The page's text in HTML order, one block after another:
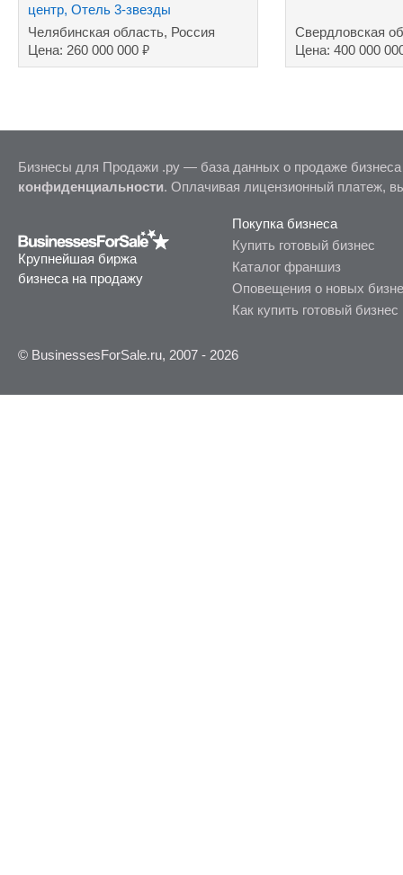
центр, Отель 3-звезды
Челябинская область, Россия
Цена: 260 000 000 ₽
Свердловская
Цена: 400 000
Бизнесы для Продажи .ру — база данных о продаже
конфиденциальности. Оплачивая лицензионный платеж,
Крупнейшая биржа
бизнеса на продажу
Покупка бизнеса
Купить готовый бизнес
Каталог франшиз
Оповещения о новых
Как купить готовый бизнес
© BusinessesForSale.ru, 2007 - 2026